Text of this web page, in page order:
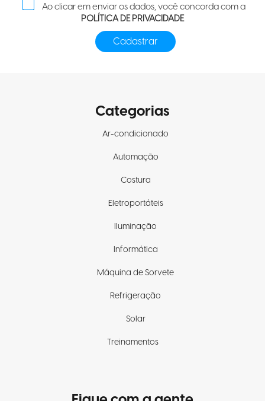
Ao clicar em enviar os dados, você concorda com a
POLÍTICA DE PRIVACIDADE
Categorias
Ar-condicionado
Automação
Costura
Eletroportáteis
Iluminação
Informática
Máquina de Sorvete
Refrigeração
Solar
Treinamentos